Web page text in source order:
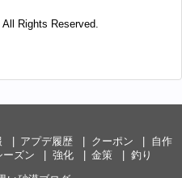
Rights Reserved.
アプデ履歴 クーポン
自作
ーズン 強化 金策
釣り